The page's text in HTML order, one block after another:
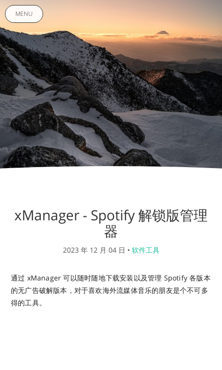
MENU
xManager - Spotify 解锁版管理
器
2023 年 12 月 04 日 • 软件工具
通过 xManager 可以随时随地下载安装以及管理 Spotify 各版本
的无广告破解版本，对于喜欢海外流媒体音乐的朋友是个不可多
得的工具。